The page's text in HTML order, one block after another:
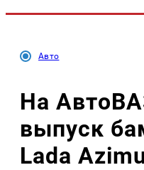
Авто
На
выпуск
Lada